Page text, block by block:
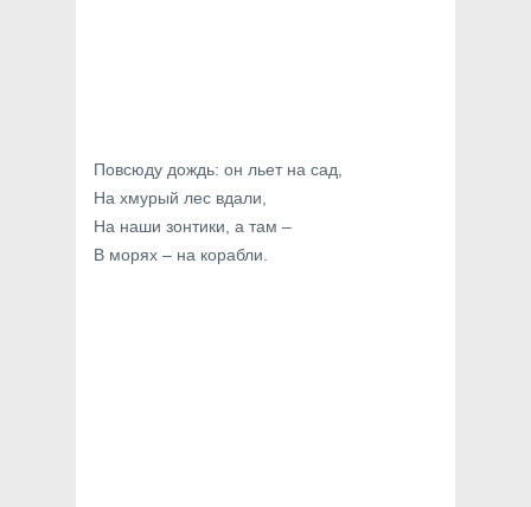
Повсюду дождь: он льет на сад,
На хмурый лес вдали,
На наши зонтики, а там –
В морях – на корабли.